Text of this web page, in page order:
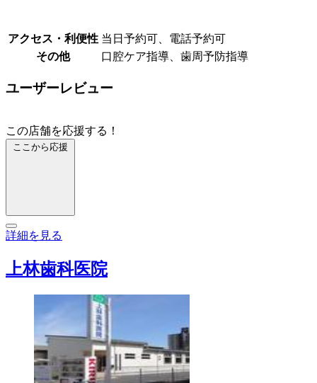
アクセス・利便性 当日予約可、電話予約可
その他
口腔ケア指導、歯周予防指導
ユーザーレビュー
この店舗を応援する！
ここから応援
詳細を見る
上林歯科医院